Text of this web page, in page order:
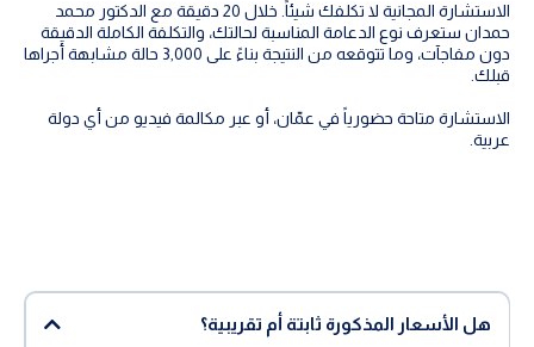
الاستشارة المجانية لا تكلفك شيئاً. خلال 20 دقيقة مع الدكتور محمد
حمدان ستعرف نوع الدعامة المناسبة لحالتك، والتكلفة الكاملة الدقيقة
دون مفاجآت، وما تتوقعه من النتيجة بناءً على 3,000 حالة مشابهة أجراها
قبلك.
الاستشارة متاحة حضورياً في عمّان، أو عبر مكالمة فيديو من أي دولة
عربية.
هل الأسعار المذكورة ثابتة أم تقريبية؟